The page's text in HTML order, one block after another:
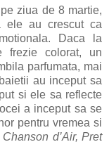
ziua de 8 martie,
ele au crescut ca
Daca la
frezie colorat, un
parfumata, mai
au inceput sa
si ele sa reflecte
a inceput sa se
pentru vremea si
Chanson d’Air, Pret